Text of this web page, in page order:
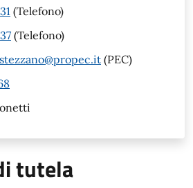
(Telefono)
(Telefono)
(PEC)
tutela